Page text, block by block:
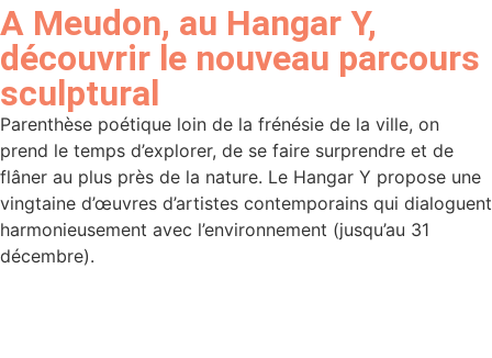
A Meudon, au Hangar Y,
découvrir le nouveau parcours
sculptural
Parenthèse poétique loin de la frénésie de la ville, on
prend le temps d’explorer, de se faire surprendre et de
flâner au plus près de la nature. Le Hangar Y propose une
vingtaine d’œuvres d’artistes contemporains qui dialoguent
harmonieusement avec l’environnement (jusqu’au 31
décembre).